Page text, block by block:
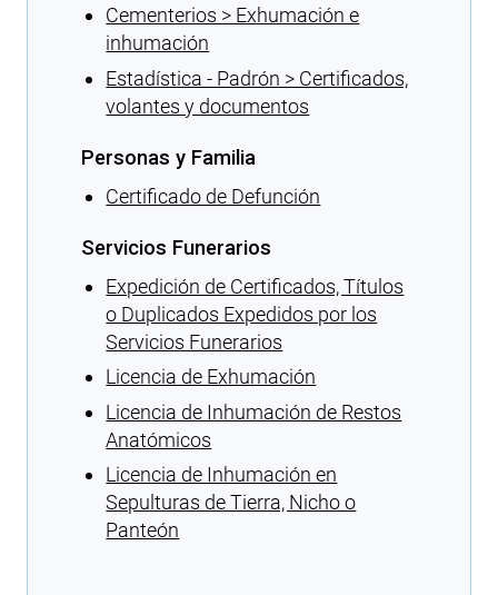
Cementerios > Exhumación e
inhumación
Estadística - Padrón > Certificados,
volantes y documentos
Personas y Familia
Certificado de Defunción
Servicios Funerarios
Expedición de Certificados, Títulos
o Duplicados Expedidos por los
Servicios Funerarios
Licencia de Exhumación
Licencia de Inhumación de Restos
Anatómicos
Licencia de Inhumación en
Sepulturas de Tierra, Nicho o
Panteón